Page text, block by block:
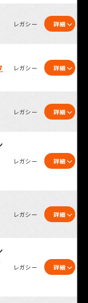
レガシー 詳細
レガシー 詳細
レガシー 詳細
レガシー 詳細
レガシー 詳細
レガシー 詳細